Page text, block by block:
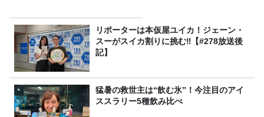
リポーターは本仮屋ユイカ！ジェーン・
スーがスイカ割りに挑む‼【#278放送後
記】
猛暑の救世主は“飲む氷”！今注目のアイ
ススラリー5種飲み比べ